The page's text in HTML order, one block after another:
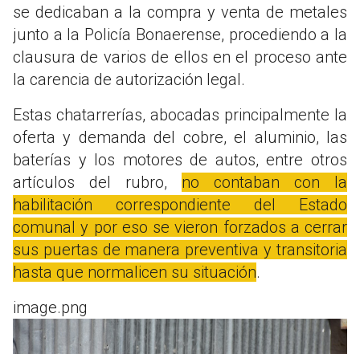
se dedicaban a la compra y venta de metales
junto a la Policía Bonaerense, procediendo a la
clausura de varios de ellos en el proceso ante
la carencia de autorización legal.
Estas chatarrerías, abocadas principalmente la
oferta y demanda del cobre, el aluminio, las
baterías y los motores de autos, entre otros
artículos del rubro, no contaban con la
habilitación correspondiente del Estado
comunal y por eso se vieron forzados a cerrar
sus puertas de manera preventiva y transitoria
hasta que normalicen su situación.
image.png